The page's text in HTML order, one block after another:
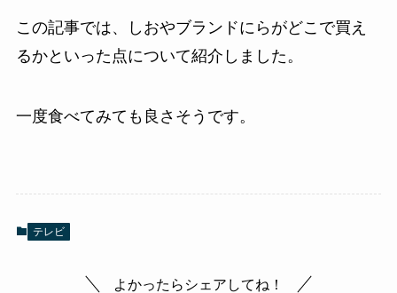
この記事では、しおやブランドにらがどこで買え
るかといった点について紹介しました。
一度食べてみても良さそうです。
テレビ
よかったらシェアしてね！